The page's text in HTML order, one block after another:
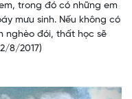
trong đó có những em
mưu sinh. Nếu không có
nghèo đói, thất học sẽ
8/2017)